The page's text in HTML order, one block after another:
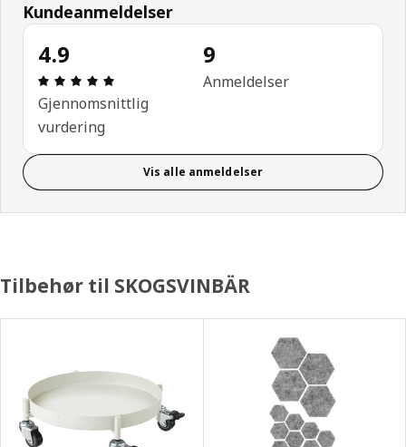
Kundeanmeldelser
4.9
Produktomtale: 4.9 ingen kundevurdering 5
Gjennomsnittlig
vurdering
9
Anmeldelser
Vis alle anmeldelser
Tilbehør til SKOGSVINBÄR